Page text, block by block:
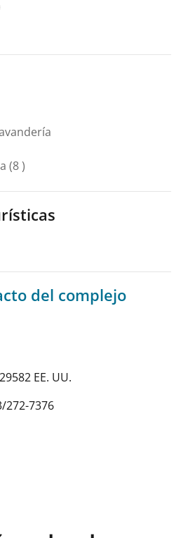
(8 )
del complejo
29582 EE. UU.
272-7376